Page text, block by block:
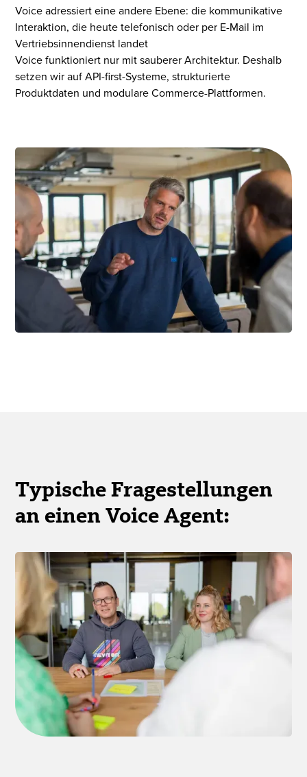
Voice adressiert eine andere Ebene: die kommunikative
Interaktion, die heute telefonisch oder per E-Mail im
Vertriebsinnendienst landet
Voice funktioniert nur mit sauberer Architektur. Deshalb
setzen wir auf API-first-Systeme, strukturierte
Produktdaten und modulare Commerce-Plattformen.
Typische Frage­stellungen
an einen Voice Agent: